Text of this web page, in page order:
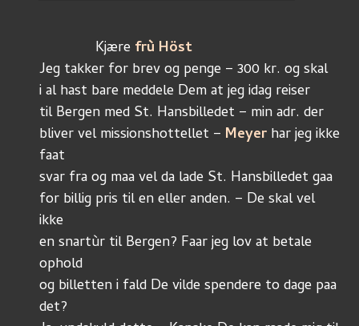
	      Kjære
frù Höst
Jeg takker for brev og penge – 300 kr. og skal
i al hast bare meddele Dem at jeg idag reiser
til Bergen med St. Hansbilledet – min adr. der
bliver vel missionshottellet – Meyer har jeg ikke
faat
svar fra og maa vel da lade St. Hansbilledet gaa
for billig pris til en eller anden. – De skal vel
ikke
en snartùr til Bergen? Faar jeg lov at betale
ophold
og billetten i fald De vilde spendere to dage paa
det?